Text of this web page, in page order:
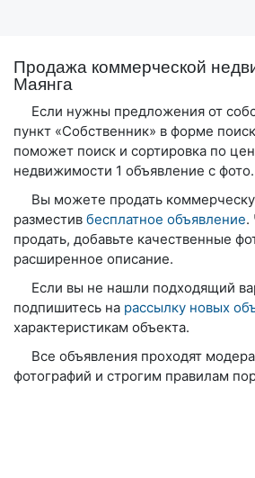
Продажа коммерческой
Маянга
Если нужны предложения от
пункт «Собственник» в форме
поможет поиск и сортировка по
недвижимости 1 объявление с фото.
Вы можете продать
разместив бесплатное объявление.
продать, добавьте качественные
расширенное описание.
Если вы не нашли подходящий
подпишитесь на рассылку новых
характеристикам объекта.
Все объявления проходят
фотографий и строгим правилам